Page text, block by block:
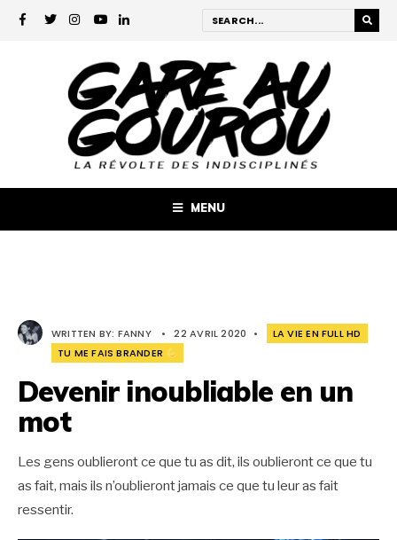
MENU
WRITTEN BY: FANNY • 22 AVRIL 2020 •
LA VIE EN FULL HD
TU ME FAIS BRANDER
Devenir inoubliable en un
mot
Les gens oublieront ce que tu as dit, ils oublieront ce que tu
as fait, mais ils n’oublieront jamais ce que tu leur as fait
ressentir.